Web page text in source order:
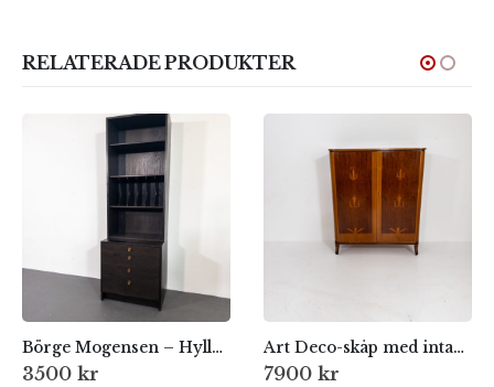
RELATERADE PRODUKTER
Börge Mogensen – Hylla med LP-förvaring
3500 kr
Art Deco-skåp med intarsia, 1930-tal
7900 kr